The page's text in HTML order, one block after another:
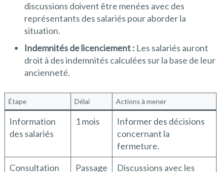
discussions doivent être menées avec des
représentants des salariés pour aborder la
situation.
Indemnités de licenciement : Les salariés auront
droit à des indemnités calculées sur la base de leur
ancienneté.
Étape Délai Actions à mener
Information
des salariés
1 mois
Informer des décisions
concernant la
fermeture.
Consultation
Passage Discussions avec les